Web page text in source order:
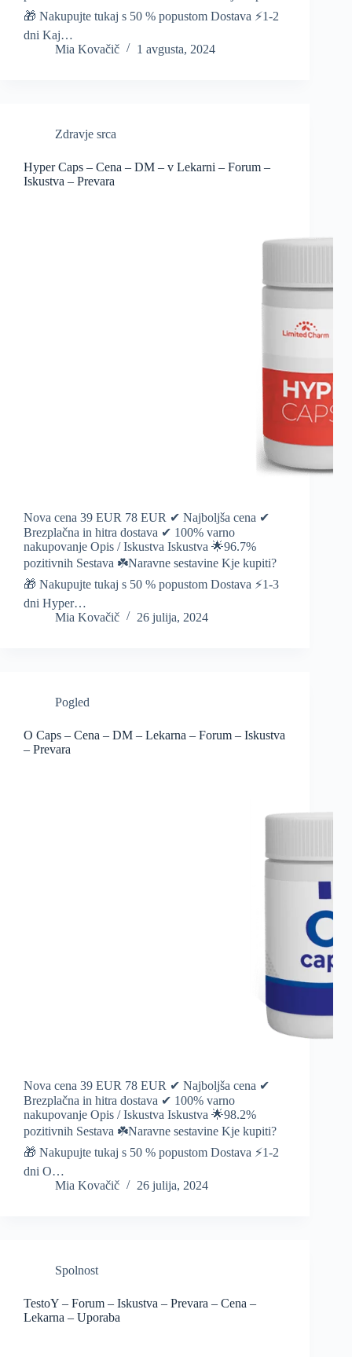
🎁 Nakupujte tukaj s 50 % popustom Dostava ⚡️1-2
dni Kaj…
Mia Kovačič
1 avgusta, 2024
Zdravje srca
Hyper Caps – Cena – DM – v Lekarni – Forum –
Iskustva – Prevara
Nova cena 39 EUR 78 EUR ✔ Najboljša cena ✔
Brezplačna in hitra dostava ✔ 100% varno
nakupovanje Opis / Iskustva Iskustva 🌟96.7%
pozitivnih Sestava ☘️Naravne sestavine Kje kupiti?
🎁 Nakupujte tukaj s 50 % popustom Dostava ⚡️1-3
dni Hyper…
Mia Kovačič
26 julija, 2024
Pogled
O Caps – Cena – DM – Lekarna – Forum – Iskustva
– Prevara
Nova cena 39 EUR 78 EUR ✔ Najboljša cena ✔
Brezplačna in hitra dostava ✔ 100% varno
nakupovanje Opis / Iskustva Iskustva 🌟98.2%
pozitivnih Sestava ☘️Naravne sestavine Kje kupiti?
🎁 Nakupujte tukaj s 50 % popustom Dostava ⚡️1-2
dni O…
Mia Kovačič
26 julija, 2024
Spolnost
TestoY – Forum – Iskustva – Prevara – Cena –
Lekarna – Uporaba